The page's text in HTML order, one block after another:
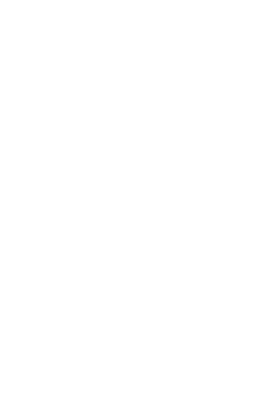
para inibidores PD-(L)1